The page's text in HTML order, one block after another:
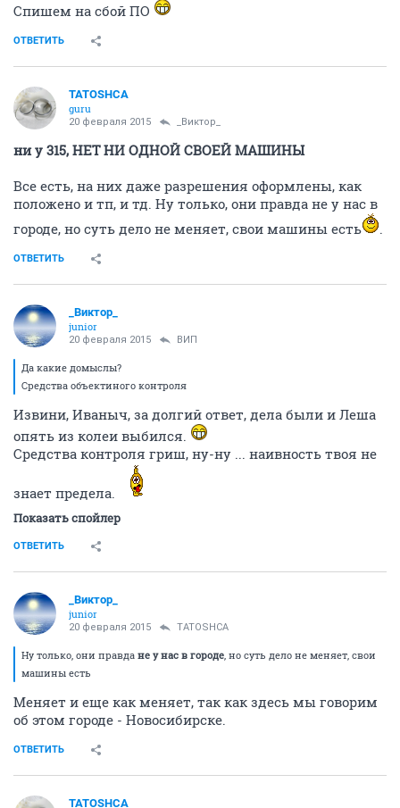
Спишем на сбой ПО
ОТВЕТИТЬ
TATOSHCA
guru
20 февраля 2015 _Виктор_
ни у 315, НЕТ НИ ОДНОЙ СВОЕЙ МАШИНЫ
Все есть, на них даже разрешения оформлены, как
положено и тп, и тд. Ну только, они правда не у нас в
городе, но суть дело не меняет, свои машины есть
.
ОТВЕТИТЬ
_Виктор_
juniоr
20 февраля 2015 ВИП
Да какие домыслы?
Средства объектиного контроля
Извини, Иваныч, за долгий ответ, дела были и Леша
опять из колеи выбился.
Средства контроля гриш, ну-ну ... наивность твоя не
знает предела.
Показать спойлер
ОТВЕТИТЬ
_Виктор_
juniоr
20 февраля 2015 TATOSHCA
Ну только, они правда не у нас в городе , но суть дело не меняет, свои
машины есть
Меняет и еще как меняет, так как здесь мы говорим
об этом городе - Новосибирске.
ОТВЕТИТЬ
TATOSHCA